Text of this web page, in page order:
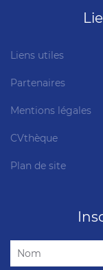
Liens utiles
Partenaires
Mentions légales
CVthèque
Plan de site